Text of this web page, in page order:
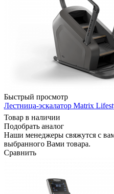
Быстрый просмотр
Лестница-эскалатор Matrix
Товар в наличии
Подобрать аналог
Наши менеджеры свяжутся с
выбранного Вами товара.
Сравнить